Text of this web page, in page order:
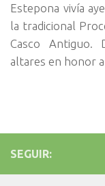
Estepona vivía
la tradicional
Casco Antiguo.
altares en honor
SEGUIR: